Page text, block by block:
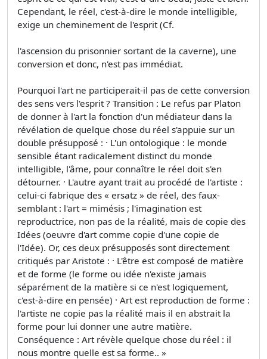
Cependant, le réel, c'est-à-dire le monde intelligible,
exige un cheminement de l'esprit (Cf.
l'ascension du prisonnier sortant de la caverne), une
conversion et donc, n'est pas immédiat.
Pourquoi l'art ne participerait-il pas de cette conversion
des sens vers l'esprit ? Transition : Le refus par Platon
de donner à l'art la fonction d'un médiateur dans la
révélation de quelque chose du réel s'appuie sur un
double présupposé : · L'un ontologique : le monde
sensible étant radicalement distinct du monde
intelligible, l'âme, pour connaître le réel doit s'en
détourner. · L'autre ayant trait au procédé de l'artiste :
celui-ci fabrique des « ersatz » de réel, des faux-
semblant : l'art = mimésis ; l'imagination est
reproductrice, non pas de la réalité, mais de copie des
Idées (oeuvre d'art comme copie d'une copie de
l'Idée). Or, ces deux présupposés sont directement
critiqués par Aristote : · L'être est composé de matière
et de forme (le forme ou idée n'existe jamais
séparément de la matière si ce n'est logiquement,
c'est-à-dire en pensée) · Art est reproduction de forme :
l'artiste ne copie pas la réalité mais il en abstrait la
forme pour lui donner une autre matière.
Conséquence : Art révèle quelque chose du réel : il
nous montre quelle est sa forme.. »